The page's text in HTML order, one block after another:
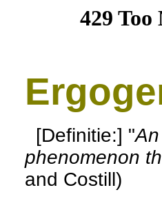
[Definitie:] "
phenomenon
and Costill)